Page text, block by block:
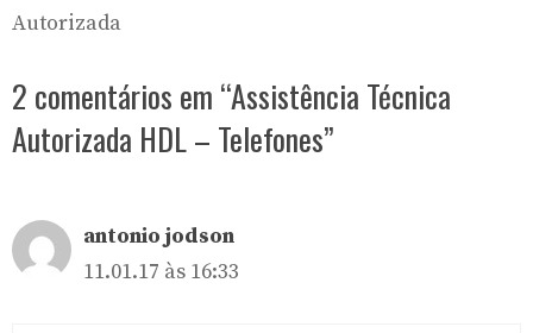
Autorizada
2 comentários em “Assistência Técnica
Autorizada HDL – Telefones”
antonio jodson
11.01.17 às 16:33